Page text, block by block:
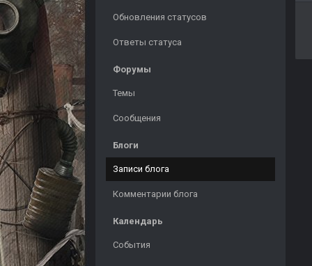
Обновления статусов
Ответы статуса
Форумы
Темы
Сообщения
Блоги
Записи блога
Комментарии блога
Календарь
События